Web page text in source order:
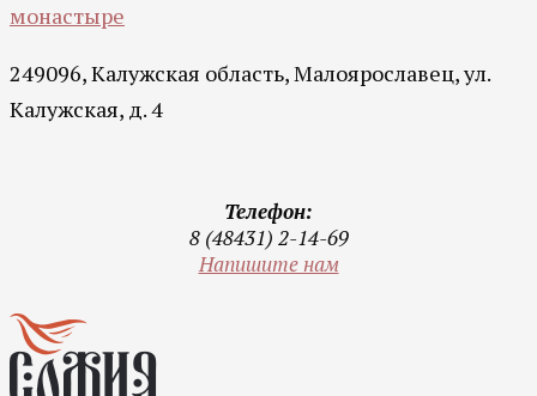
монастыре
249096, Калужская область, Малоярославец, ул.
Калужская, д. 4
Телефон:
8 (48431) 2-14-69
Напишите нам